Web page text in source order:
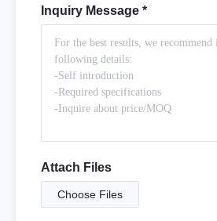
Inquiry Message *
Attach Files
Choose Files